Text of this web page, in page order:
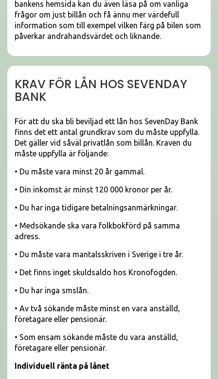
bankens hemsida kan du även läsa på om vanliga
frågor om just billån och få ännu mer värdefull
information som till exempel vilken färg på bilen som
påverkar andrahandsvärdet och liknande.
KRAV FÖR LÅN HOS SEVENDAY
BANK
För att du ska bli beviljad ett lån hos SevenDay Bank
finns det ett antal grundkrav som du måste uppfylla.
Det gäller vid såväl privatlån som billån. Kraven du
måste uppfylla är följande:
• Du måste vara minst 20 år gammal.
• Din inkomst är minst 120 000 kronor per år.
• Du har inga tidigare betalningsanmärkningar.
• Medsökande ska vara folkbokförd på samma
adress.
• Du måste vara mantalsskriven i Sverige i tre år.
• Det finns inget skuldsaldo hos Kronofogden.
• Du har inga smslån.
• Av två sökande måste minst en vara anställd,
företagare eller pensionär.
• Som ensam sökande måste du vara anställd,
företagare eller pensionär.
Individuell ränta på lånet